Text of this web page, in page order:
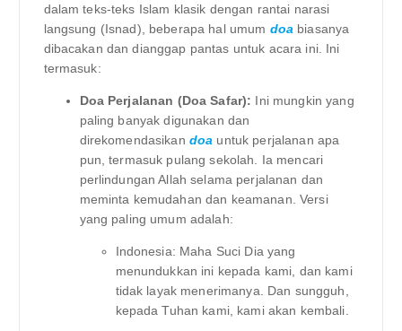
dalam teks-teks Islam klasik dengan rantai narasi
langsung (Isnad), beberapa hal umum doa biasanya
dibacakan dan dianggap pantas untuk acara ini. Ini
termasuk:
Doa Perjalanan (Doa Safar): Ini mungkin yang
paling banyak digunakan dan
direkomendasikan doa untuk perjalanan apa
pun, termasuk pulang sekolah. Ia mencari
perlindungan Allah selama perjalanan dan
meminta kemudahan dan keamanan. Versi
yang paling umum adalah:
Indonesia: Maha Suci Dia yang
menundukkan ini kepada kami, dan kami
tidak layak menerimanya. Dan sungguh,
kepada Tuhan kami, kami akan kembali.